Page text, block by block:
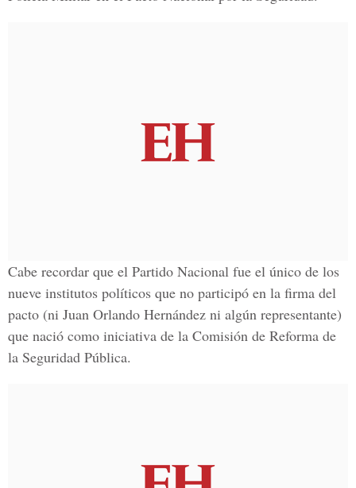
Cabe recordar que el Partido Nacional fue el único de los
nueve institutos políticos que no participó en la firma del
pacto (ni Juan Orlando Hernández ni algún representante)
que nació como iniciativa de la Comisión de Reforma de
la Seguridad Pública.